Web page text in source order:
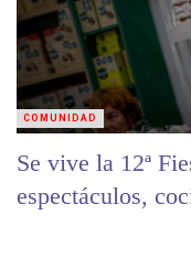
Se vive la 12ª Fiesta del Alfajor Costero con
espectáculos,
COMUNIDAD